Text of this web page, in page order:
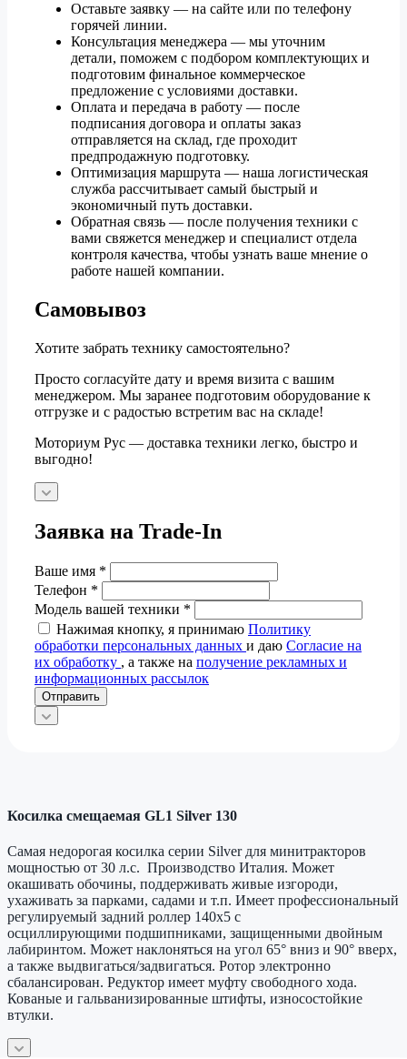
Оставьте заявку — на сайте или по телефону
горячей линии.
Консультация менеджера — мы уточним
детали, поможем с подбором комплектующих и
подготовим финальное коммерческое
предложение с условиями доставки.
Оплата и передача в работу — после
подписания договора и оплаты заказ
отправляется на склад, где проходит
предпродажную подготовку.
Оптимизация маршрута — наша логистическая
служба рассчитывает самый быстрый и
экономичный путь доставки.
Обратная связь — после получения техники с
вами свяжется менеджер и специалист отдела
контроля качества, чтобы узнать ваше мнение о
работе нашей компании.
Самовывоз
Хотите забрать технику самостоятельно?
Просто согласуйте дату и время визита с вашим
менеджером. Мы заранее подготовим оборудование к
отгрузке и с радостью встретим вас на складе!
Моториум Рус — доставка техники легко, быстро и
выгодно!
Заявка на Trade-In
Ваше имя *
Телефон *
Модель вашей техники *
Нажимая кнопку, я принимаю Политику
обработки персональных данных и даю Согласие на
их обработку , а также на получение рекламных и
информационных рассылок
Отправить
Косилка смещаемая GL1 Silver 130
Самая недорогая косилка серии Silver для минитракторов
мощностью от 30 л.с. Производство Италия. Может
окашивать обочины, поддерживать живые изгороди,
ухаживать за парками, садами и т.п. Имеет профессиональный
регулируемый задний роллер 140х5 с
осциллирующими подшипниками, защищенными двойным
лабиринтом. Может наклоняться на угол 65° вниз и 90° вверх,
а также выдвигаться/задвигаться. Ротор электронно
сбалансирован. Редуктор имеет муфту свободного хода.
Кованые и гальванизированные штифты, износостойкие
втулки.